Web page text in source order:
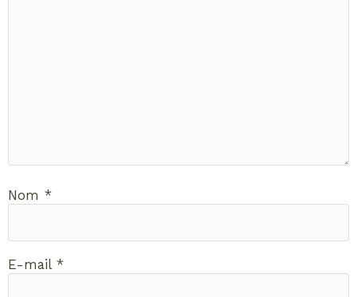
Nom *
E-mail *